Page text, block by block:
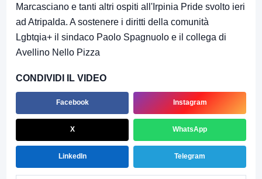
Marcasciano e tanti altri ospiti all'Irpinia Pride svolto ieri
ad Atripalda. A sostenere i diritti della comunità
Lgbtqia+ il sindaco Paolo Spagnuolo e il collega di
Avellino Nello Pizza
CONDIVIDI IL VIDEO
Facebook Instagram
X WhatsApp
LinkedIn Telegram